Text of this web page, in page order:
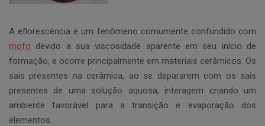
A eflorescência é um fenômeno comumente confundido com
mofo devido a sua viscosidade aparente em seu início de
formação, e ocorre principalmente em materiais cerâmicos. Os
sais presentes na cerâmica, ao se depararem com os sais
presentes de uma solução aquosa, interagem criando um
ambiente favorável para a transição e evaporação dos
elementos.